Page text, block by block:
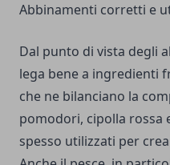
Abbinamenti corretti e
Dal punto di vista degli
lega bene a ingredienti
che ne bilanciano la
pomodori, cipolla rossa
spesso utilizzati per